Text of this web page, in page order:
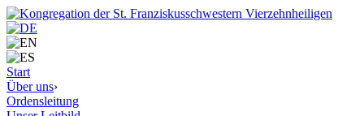
Start
Über uns›
Ordensleitung